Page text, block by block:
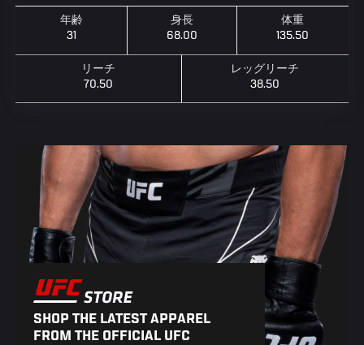
年齢
31
身長
68.00
体重
135.50
リーチ
70.50
レッグリーチ
38.50
SHOP THE LATEST APPAREL
FROM THE OFFICIAL UFC